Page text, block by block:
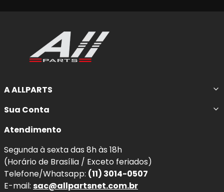
A ALLPARTS
Sua Conta
Atendimento
Segunda à sexta das 8h às 18h
(Horário de Brasília / Exceto feriados)
Telefone/Whatsapp: (11) 3014-0507
E-mail: sac@allpartsnet.com.br